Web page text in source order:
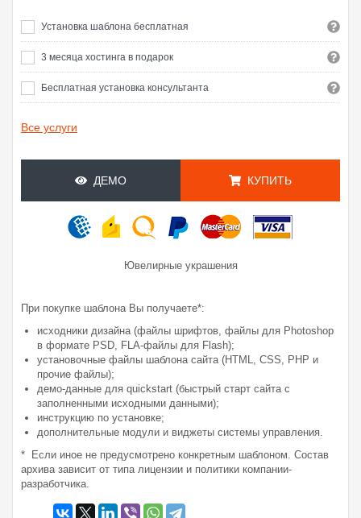
Установка шаблона бесплатная
3 месяца хостинга в подарок
Бесплатная установка консультанта
Все услуги
ДЕМО КУПИТЬ
Ювелирные украшения
При покупке шаблона Вы получаете*:
исходники дизайна (файлы шрифтов, файлы для Photoshop
в формате PSD, FLA-файлы для Flash);
установочные файлы шаблона сайта (HTML, CSS, PHP и
прочие файлы);
демо-данные для quickstart (быстрый старт сайта с
заполненными исходными данными);
инструкцию по установке;
дополнительные модули и виджеты системы управления.
* Если иное не предусмотрено конкретным шаблоном. Состав
архива зависит от типа лицензии и политики компании-
разработчика.